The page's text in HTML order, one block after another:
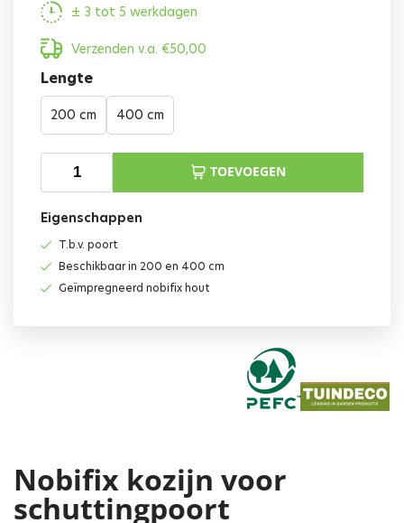
± 3 tot 5 werkdagen
Verzenden v.a. €50,00
Lengte
200 cm 400 cm
TOEVOEGEN
Eigenschappen
T.b.v. poort
Beschikbaar in 200 en 400 cm
Geïmpregneerd nobifix hout
Nobifix kozijn voor
schuttingpoort